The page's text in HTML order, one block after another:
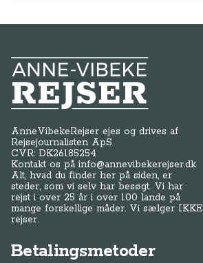
Anne-Vibeke Rejser
AnneVibekeRejser ejes og drives af
Rejsejournalisten ApS
CVR: DK26185254
Kontakt os påinfo@annevibekerejser.dk
Alt, hvad du finder her på siden, er
steder, som vi selv har besøgt. Vi har
rejst i over 25 år i over 100 lande på
mange forskellige måder. Vi sælger IKKE
rejser.
Betalingsmetoder